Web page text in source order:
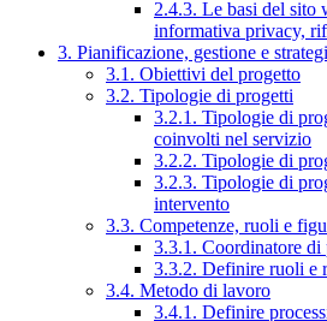
2.4.3. Le basi del sito
informativa privacy,
3. Pianificazione, gestione e
3.1. Obiettivi del progetto
3.2. Tipologie di progetti
3.2.1. Tipologie di
coinvolti nel servizio
3.2.2. Tipologie di
3.2.3. Tipologie di
intervento
3.3. Competenze, ruoli e
3.3.1. Coordinatore di
3.3.2. Definire ruoli e
3.4. Metodo di lavoro
3.4.1. Definire